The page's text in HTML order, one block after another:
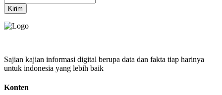
Kirim
Sajian kajian informasi digital berupa data dan fakta tiap harinya
untuk indonesia yang lebih baik
Konten